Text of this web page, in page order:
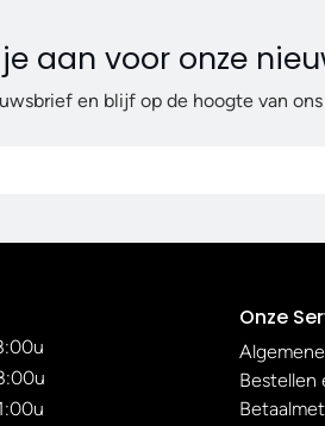
aan voor onze
en blijf op de hoogte van
Onze
Bestellen